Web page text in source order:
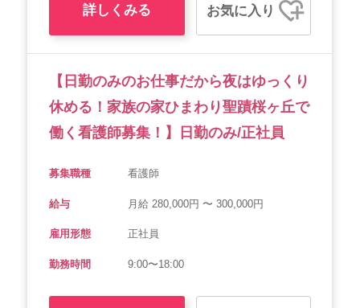
詳しくみる お気に入り
【日勤のみのお仕事だから夜はゆっくり
休める！家族の家ひまわり聖蹟桜ヶ丘で
働く看護師募集！】日勤のみ/正社員
募集職種 看護師
給与 月給 280,000円 〜 300,000円
雇用形態 正社員
勤務時間 9:00〜18:00